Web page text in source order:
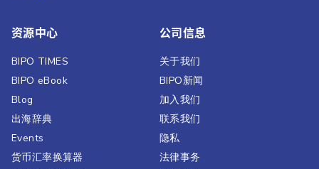
资源中心
BIPO TIMES
BIPO eBook
Blog
出海辞典
Events
货币汇率换算器
公司信息
关于我们
BIPO新闻​
加入我们
联系我们
隐私
法律事务